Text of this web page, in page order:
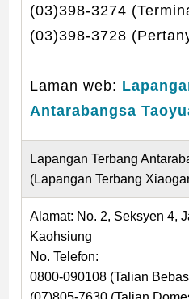
(03)398-3274
(03)398-3728
Laman web:
Antarabangsa
Lapangan Terbang
(Lapangan Terbang
Alamat: No. 2, Seksyen 4,
Kaohsiung
No. Telefon:
0800-090108 (Talian